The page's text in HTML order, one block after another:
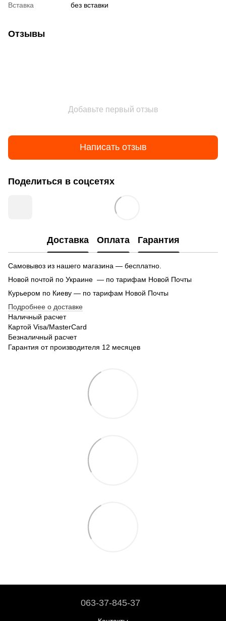
Вставка
без вставки
Отзывы
Добавьте первый отзыв
Написать отзыв
Поделиться в соцсетях
Доставка Оплата Гарантия
Самовывоз из нашего магазина — бесплатно.
Новой почтой по Украине — по тарифам Новой Почты
Курьером по Киеву — по тарифам Новой Почты
Подробнее о доставке
Наличный расчет
Картой Visa/MasterCard
Безналичный расчет
Гарантия от производителя 12 месяцев
063-37-845-37